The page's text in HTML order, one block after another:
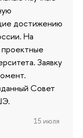
достижению
На
Заявку
Совет
15 июля